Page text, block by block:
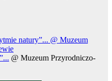
natury”... @ Muzeum
@ Muzeum Przyrodniczo-